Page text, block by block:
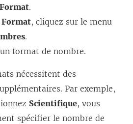
Format.
Format, cliquez sur le menu
.
format de nombre.
nécessitent des
Par exemple,
Scientifique, vous
spécifier le nombre de